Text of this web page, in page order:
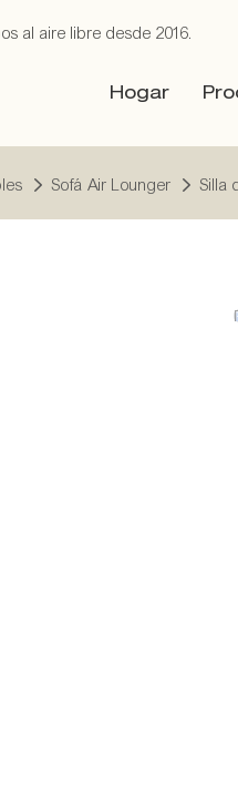
al aire libre desde 2016.
Hogar
Sofá Air Lounger Silla